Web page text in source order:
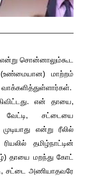
சொன்னாலும்கூட
மாற்றம்
என் தாயை,
சட்டையை
என்று ரீலில்
தமிழ்நாட்டின்
தாயை மறந்து கோட்
சட்டை அணியாதவரே